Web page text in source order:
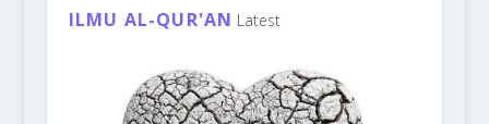
ILMU AL-QUR'AN Latest